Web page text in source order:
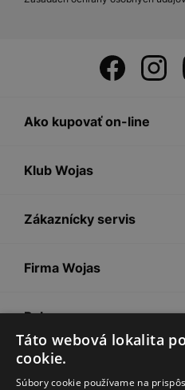
Ako kupovať on-line
Klub Wojas
Zákaznícky servis
Firma Wojas
Pokyny
Táto webová lokalita
cookie.
Súbory cookie používame na